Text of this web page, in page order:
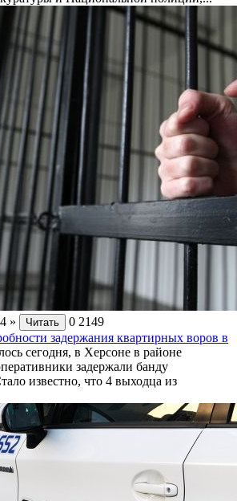
» Читать 0 2149
задержания квартирных воров в
сегодня, в Херсоне в районе
задержали банду
известно, что 4 выходца из